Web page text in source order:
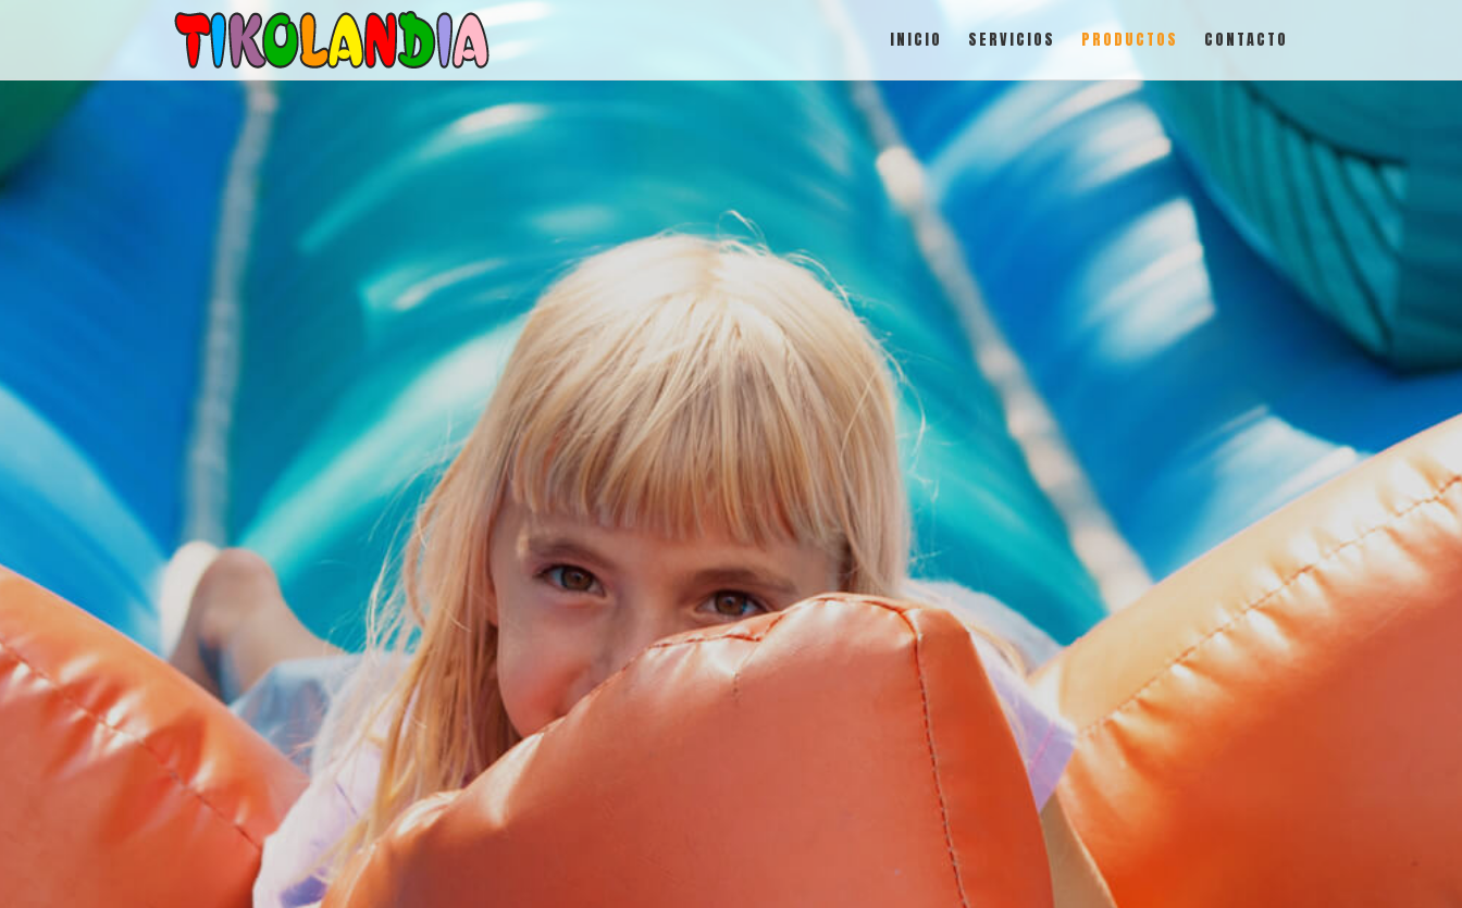
INICIO SERVICIOS PRODUCTOS CONTACTO